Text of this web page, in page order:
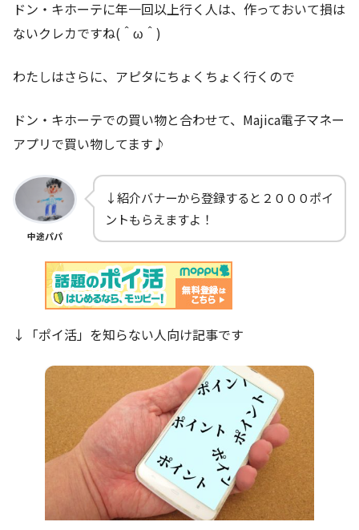
ドン・キホーテに年一回以上行く人は、作っておいて損は
ないクレカですね(＾ω＾)
わたしはさらに、アピタにちょくちょく行くので
ドン・キホーテでの買い物と合わせて、Majica電子マネー
アプリで買い物してます♪
中途パパ
↓紹介バナーから登録すると２０００ポイ
ントもらえますよ！
↓「ポイ活」を知らない人向け記事です